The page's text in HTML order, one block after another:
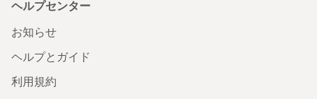
ヘルプセンター
お知らせ
ヘルプとガイド
利用規約